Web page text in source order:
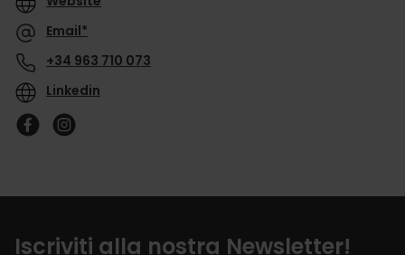
Email*
+34 963 710 073
Linkedin
Iscriviti alla nostra Newsletter!